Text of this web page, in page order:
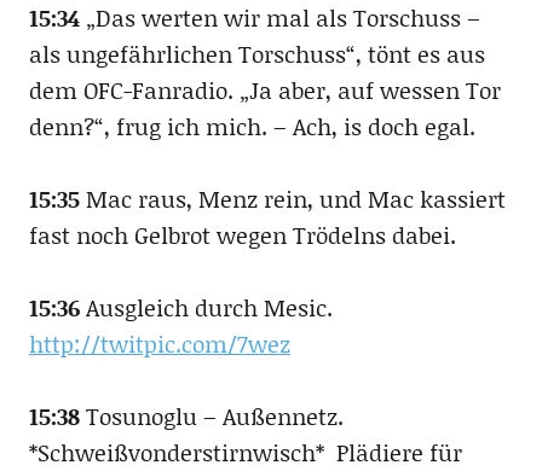
15:34„Das werten wir mal als Torschuss –
als ungefährlichen Torschuss“, tönt es aus
dem OFC-Fanradio. „Ja aber, auf wessen Tor
denn?“, frug ich mich. – Ach, is doch egal.
15:35Mac raus, Menz rein, und Mac kassiert
fast noch Gelbrot wegen Trödelns dabei.
15:36Ausgleich durch Mesic.
http://twitpic.com/7wez
15:38Tosunoglu – Außennetz.
*Schweißvonderstirnwisch* Plädiere für